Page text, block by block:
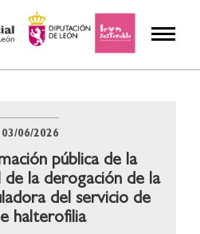
pública de la
de la derogación de la
del servicio de
halterofilia
03/06/2026